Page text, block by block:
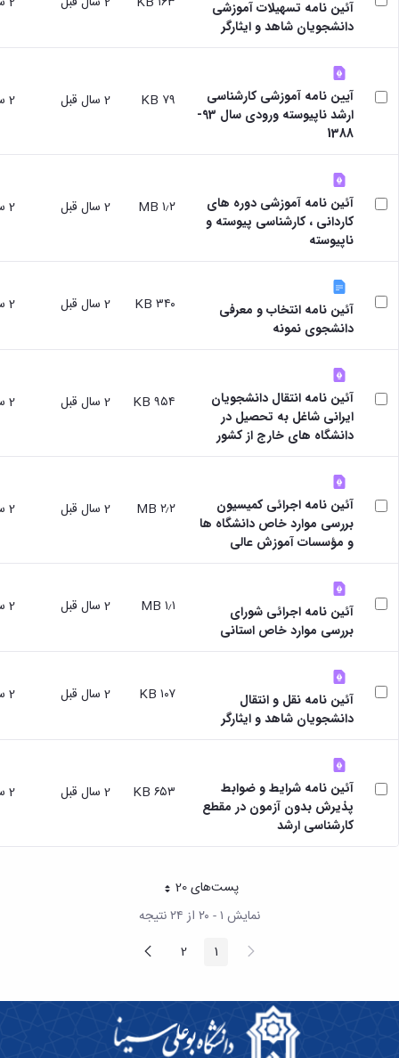
سایر
برنامه
های
آموزشی
آموزش
های
آزاد
برنامه
زمانی
تقویم
آموزشی
آئین نامه تسهیلات آموزشی
دانشجویان شاهد و ایثارگر
آیین نامه آموزشی کارشناسی
ارشد ناپیوسته ورودی سال 93-
1388
۷۹ KB 2 سال قبل 2 سال قبل
آئین نامه آموزشی دوره های
کاردانی ، کارشناسی پیوسته و
ناپیوسته
۱٫۲ MB 2 سال قبل 2 سال قبل
آئین نامه انتخاب و معرفی
دانشجوی نمونه
۳۴۰ KB 2 سال قبل 2 سال قبل
آئین نامه انتقال دانشجویان
ایرانی شاغل به تحصیل در
دانشگاه های خارج از کشور
۹۵۴ KB 2 سال قبل 2 سال قبل
آئین نامه اجرائی کمیسیون
بررسی موارد خاص دانشگاه ها
و مؤسسات آموزش عالی
۲٫۲ MB 2 سال قبل 2 سال قبل
آئین نامه اجرائی شورای
بررسی موارد خاص استانی
۱٫۱ MB 2 سال قبل 2 سال قبل
آئین نامه نقل و انتقال
دانشجویان شاهد و ایثارگر
۱۰۷ KB 2 سال قبل 2 سال قبل
آئین نامه شرایط و ضوابط
پذیرش بدون آزمون در مقطع
کارشناسی ارشد
۶۵۳ KB 2 سال قبل 2 سال قبل
پست‌‌های 20هر صفحه
نمایش ۱ - ۲۰ از ۲۴ نتیجه
پیغام
قبلی صفحه1 صفحه2 صفحه
بعد